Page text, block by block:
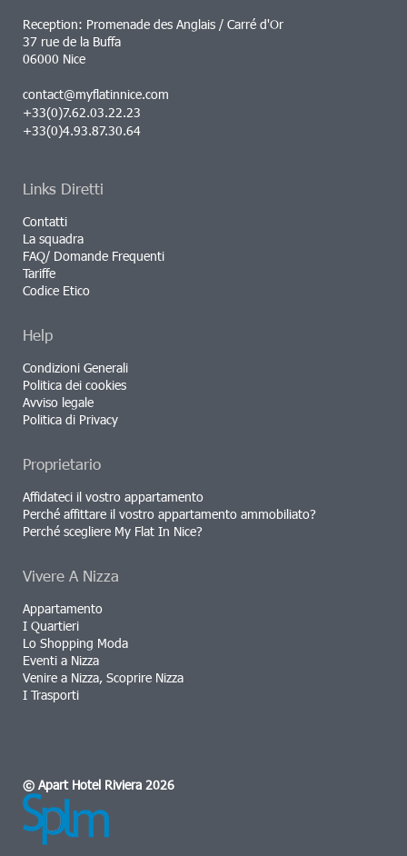
Reception: Promenade des Anglais / Carré d'Or
37 rue de la Buffa
06000 Nice
contact@myflatinnice.com
+33(0)7.62.03.22.23
+33(0)4.93.87.30.64
Links Diretti
Contatti
La squadra
FAQ/ Domande Frequenti
Tariffe
Codice Etico
Help
Condizioni Generali
Politica dei cookies
Avviso legale
Politica di Privacy
Proprietario
Affidateci il vostro appartamento
Perché affittare il vostro appartamento ammobiliato?
Perché scegliere My Flat In Nice?
Vivere A Nizza
Appartamento
I Quartieri
Lo Shopping Moda
Eventi a Nizza
Venire a Nizza, Scoprire Nizza
I Trasporti
© Apart Hotel Riviera 2026